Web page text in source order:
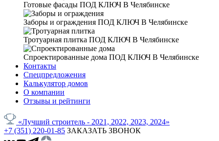
Готовые фасады ПОД КЛЮЧ В Челябинске
Заборы и ограждения ПОД КЛЮЧ В Челябинске
Тротуарная плитка ПОД КЛЮЧ В Челябинске
Спроектированные дома ПОД КЛЮЧ В Челябинске
Контакты
Спецпредложения
Калькулятор домов
О компании
Отзывы и рейтинги
«Лучший строитель - 2021, 2022, 2023, 2024»
+7 (351) 220-01-85 ЗАКАЗАТЬ ЗВОНОК